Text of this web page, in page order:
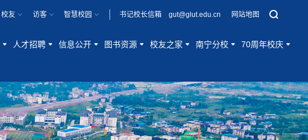
校友 访客 智慧校园 书记校长信箱 gut@glut.edu.cn 网站地图
人才招聘 信息公开 图书资源 校友之家 南宁分校 70周年校庆